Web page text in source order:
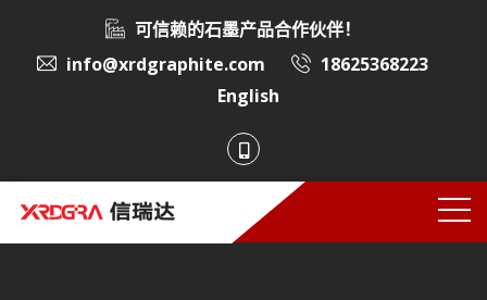
可信赖的石墨产品合作伙伴！
info@xrdgraphite.com
18625368223
English